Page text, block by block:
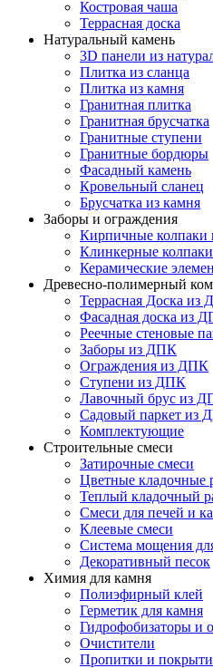
Костровая чаша
Террасная доска
Натуральный камень
3D панели из
Плитка из сланца
Плитка из камня
Гранитная плитка
Гранитная брусчатка
Гранитные ступени
Гранитные бордюры
Фасадный камень
Кровельный сланец
Брусчатка из камня
Заборы и ограждения
Кирпичные колпаки
Клинкерные колпаки
Керамические
Древесно-полимерный
Террасная Доска из
Фасадная доска из
Реечные стеновые
Заборы из ДПК
Ограждения из ДПК
Ступени из ДПК
Лавочный брус из
Садовый паркет из
Комплектующие
Строительные смеси
Затирочные смеси
Цветные кладочные
Теплый кладочный
Смеси для печей и
Клеевые смеси
Система мощения
Декоративный песок
Химия для камня
Полиэфирный клей
Герметик для камня
Гидрофобизаторы и
Очистители
Пропитки и